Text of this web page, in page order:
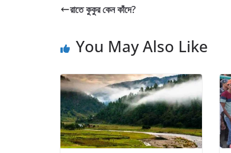
রাতে কুকুর কেন কাঁদে?
You May Also Like